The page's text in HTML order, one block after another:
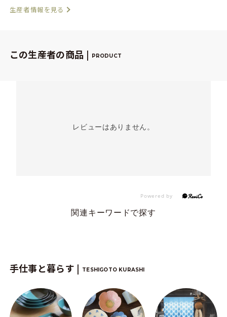
生産者情報を見る
この生産者の商品 | PRODUCT
レビューはありません。
関連キーワードで探す
手仕事と暮らす | TESHIGOTO KURASHI